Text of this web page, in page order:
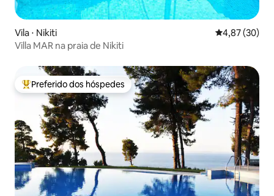
Vila ⋅ Nikiti 4,87 de uma
4,87 (30)
Villa MAR na praia de Nikiti
Entre os melhores preferidos dos hóspedes
Preferido dos hóspedes